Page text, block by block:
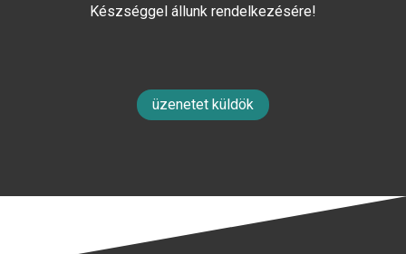
Készséggel állunk rendelkezésére!
üzenetet küldök